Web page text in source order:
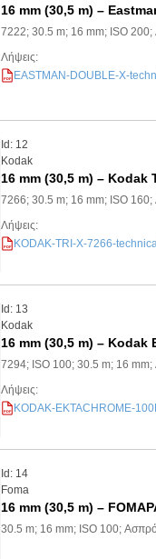
16 mm (30,5 m) –
7222; 30.5 m; 16 mm; ISO
Λήψεις:
PDF EASTMAN-DOUBLE-X-
Id: 12
Kodak
16 mm (30,5 m) – Kodak
7266; 30.5 m; 16 mm; ISO
Λήψεις:
PDF KODAK-TRI-X-7266-
Id: 13
Kodak
16 mm (30,5 m) – Kodak
7294; ISO 100; 30.5 m; 16
Λήψεις:
PDF KODAK-EKTACHROME-
Id: 14
Foma
16 mm (30,5 m) –
30.5 m; 16 mm; ISO 100;